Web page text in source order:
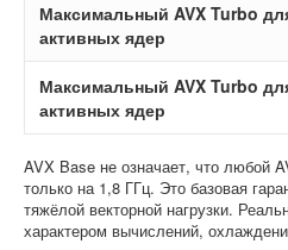
Максимальный AVX Turbo
активных ядер
Максимальный AVX Turbo
активных ядер
AVX Base не означает, что любой
только на 1,8 ГГц. Это базовая
тяжёлой векторной нагрузки.
характером вычислений,